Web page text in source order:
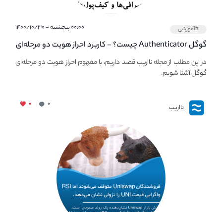
#آموزشی ۰۰:۰۰ پنجشنبه - ۱۴۰۰/۱۰/۳۰
گوگل Authenticator چیست؟ - کاربرد احراز هویت دو مرحله‌ای
در صرافی ها و کیف پول های کریپتو
در این مطلب از مجله نااریب قصد داریم، با مفهوم احراز هویت دو مرحله‌ای
گوگل آشنا شویم.
نااریب ۰ ۰